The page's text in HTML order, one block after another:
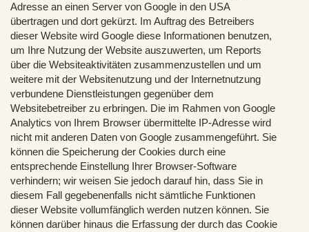
Adresse an einen Server von Google in den USA
übertragen und dort gekürzt. Im Auftrag des Betreibers
dieser Website wird Google diese Informationen benutzen,
um Ihre Nutzung der Website auszuwerten, um Reports
über die Websiteaktivitäten zusammenzustellen und um
weitere mit der Websitenutzung und der Internetnutzung
verbundene Dienstleistungen gegenüber dem
Websitebetreiber zu erbringen. Die im Rahmen von Google
Analytics von Ihrem Browser übermittelte IP-Adresse wird
nicht mit anderen Daten von Google zusammengeführt. Sie
können die Speicherung der Cookies durch eine
entsprechende Einstellung Ihrer Browser-Software
verhindern; wir weisen Sie jedoch darauf hin, dass Sie in
diesem Fall gegebenenfalls nicht sämtliche Funktionen
dieser Website vollumfänglich werden nutzen können. Sie
können darüber hinaus die Erfassung der durch das Cookie